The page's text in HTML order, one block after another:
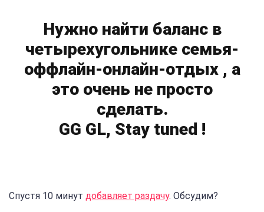
Нужно найти баланс в
четырехугольнике семья-
оффлайн-онлайн-отдых , а
это очень не просто
сделать.
GG GL, Stay tuned !
Спустя 10 минут добавляет раздачу. Обсудим?